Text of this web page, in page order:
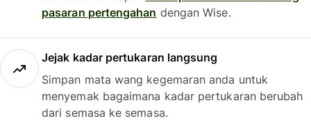
pasaran pertengahan dengan Wise.
Jejak kadar pertukaran langsung
Simpan mata wang kegemaran anda untuk
menyemak bagaimana kadar pertukaran berubah
dari semasa ke semasa.